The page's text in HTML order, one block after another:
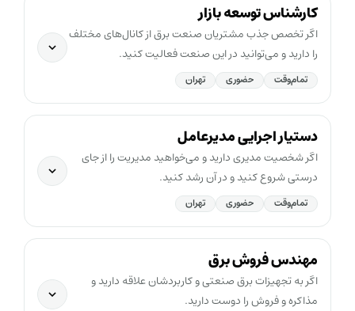
کارشناس توسعه بازار
اگر تخصص جذب مشتریان صنعت برق از کانال‌های مختلف
را دارید و می‌توانید در این صنعت فعالیت کنید.
تمام‌وقت حضوری تهران
دستیار اجرایی مدیرعامل
اگر شخصیت مدیری دارید و می‌خواهید مدیریت را از جای
درستی شروع کنید و در آن رشد کنید.
تمام‌وقت حضوری تهران
مهندس فروش برق
اگر به تجهیزات برق صنعتی و کاربردشان علاقه دارید و
مذاکره و فروش را دوست دارید.